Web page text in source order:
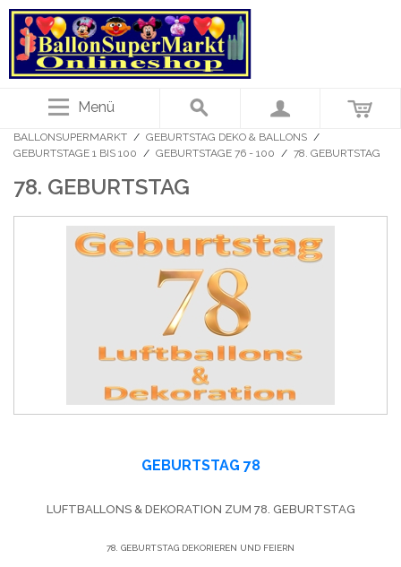
Menü
BALLONSUPERMARKT / GEBURTSTAG DEKO & BALLONS /
GEBURTSTAGE 1 BIS 100 / GEBURTSTAGE 76 - 100 / 78. GEBURTSTAG
78. GEBURTSTAG
GEBURTSTAG 78
LUFTBALLONS & DEKORATION ZUM 78. GEBURTSTAG
78. GEBURTSTAG DEKORIEREN UND FEIERN